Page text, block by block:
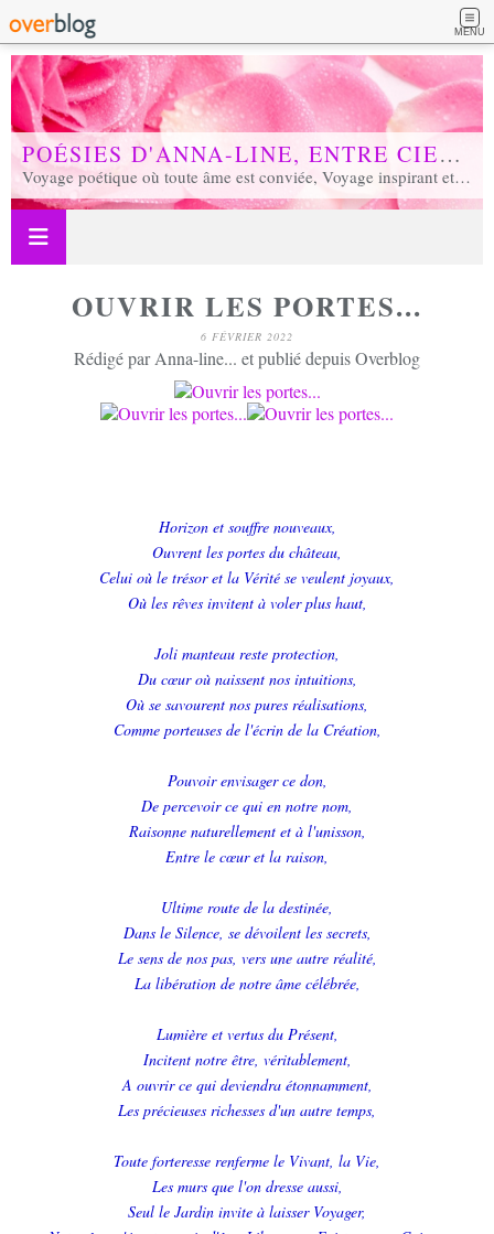
MENU
POÉSIES D'ANNA-LINE, ENTRE CIEL ET TERRE...
Voyage poétique où toute âme est conviée, Voyage inspirant et inspiré, Voyage en soi et d'unité, Voyage au coeur de notre réalité...
OUVRIR LES PORTES...
6 FÉVRIER 2022
Rédigé par Anna-line... et publié depuis Overblog
Horizon et souffre nouveaux,
Ouvrent les portes du château,
Celui où le trésor et la Vérité se veulent joyaux,
Où les rêves invitent à voler plus haut,
Joli manteau reste protection,
Du cœur où naissent nos intuitions,
Où se savourent nos pures réalisations,
Comme porteuses de l'écrin de la Création,
Pouvoir envisager ce don,
De percevoir ce qui en notre nom,
Raisonne naturellement et à l'unisson,
Entre le cœur et la raison,
Ultime route de la destinée,
Dans le Silence, se dévoilent les secrets,
Le sens de nos pas, vers une autre réalité,
La libération de notre âme célébrée,
Lumière et vertus du Présent,
Incitent notre être, véritablement,
A ouvrir ce qui deviendra étonnamment,
Les précieuses richesses d'un autre temps,
Toute forteresse renferme le Vivant, la Vie,
Les murs que l'on dresse aussi,
Seul le Jardin invite à laisser Voyager,